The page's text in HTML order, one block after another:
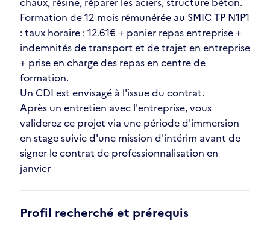
Formation de 12 mois rémunérée au SMIC TP N1P1
: taux horaire : 12.61€ + panier repas entreprise +
indemnités de transport et de trajet en entreprise
+ prise en charge des repas en centre de
formation.
Un CDI est envisagé à l'issue du contrat.
Après un entretien avec l'entreprise, vous
validerez ce projet via une période d'immersion
en stage suivie d'une mission d'intérim avant de
signer le contrat de professionnalisation en
janvier
Profil recherché et prérequis